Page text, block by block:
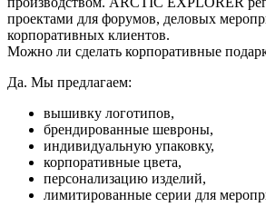
проектами для форумов, деловых
корпоративных клиентов.
Можно ли сделать корпоративные
Да. Мы предлагаем:
вышивку логотипов,
брендированные шевроны,
индивидуальную упаковку,
корпоративные цвета,
персонализацию изделий,
лимитированные серии для